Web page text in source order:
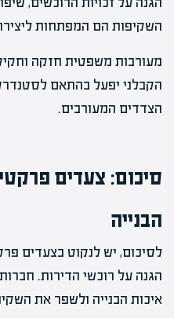
השקיפות הם המפתחות
מעורבות משפטית חזקה
הקבלני יפעל בהתאם
הצדדים המעורבים.
סיכום: צעדים
הבנייה
לסיכום, יש לנקוט בצעדים
הגנה על רוכשי הדירות.
איכות הבנייה ולשפר את